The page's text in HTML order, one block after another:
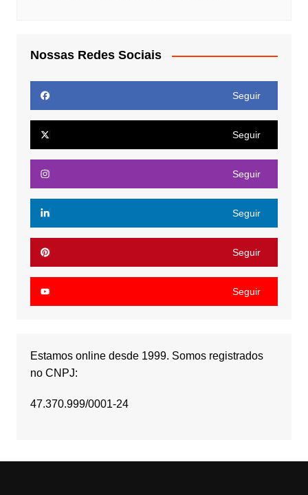
Nossas Redes Sociais
Seguir
Seguir
Seguir
Seguir
Seguir
Seguir
Estamos online desde 1999. Somos registrados
no CNPJ:
47.370.999/0001-24